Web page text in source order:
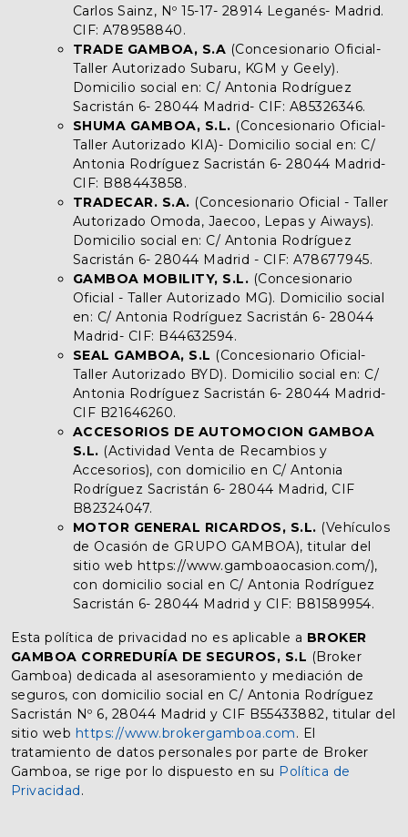
Carlos Sainz, Nº 15-17- 28914 Leganés- Madrid.
CIF: A78958840.
TRADE GAMBOA, S.A (Concesionario Oficial-
Taller Autorizado Subaru, KGM y Geely).
Domicilio social en: C/ Antonia Rodríguez
Sacristán 6- 28044 Madrid- CIF: A85326346.
SHUMA GAMBOA, S.L. (Concesionario Oficial-
Taller Autorizado KIA)- Domicilio social en: C/
Antonia Rodríguez Sacristán 6- 28044 Madrid-
CIF: B88443858.
TRADECAR. S.A. (Concesionario Oficial - Taller
Autorizado Omoda, Jaecoo, Lepas y Aiways).
Domicilio social en: C/ Antonia Rodríguez
Sacristán 6- 28044 Madrid - CIF: A78677945.
GAMBOA MOBILITY, S.L. (Concesionario
Oficial - Taller Autorizado MG). Domicilio social
en: C/ Antonia Rodríguez Sacristán 6- 28044
Madrid- CIF: B44632594.
SEAL GAMBOA, S.L (Concesionario Oficial-
Taller Autorizado BYD). Domicilio social en: C/
Antonia Rodríguez Sacristán 6- 28044 Madrid-
CIF B21646260.
ACCESORIOS DE AUTOMOCION GAMBOA
S.L. (Actividad Venta de Recambios y
Accesorios), con domicilio en C/ Antonia
Rodríguez Sacristán 6- 28044 Madrid, CIF
B82324047.
MOTOR GENERAL RICARDOS, S.L. (Vehículos
de Ocasión de GRUPO GAMBOA), titular del
sitio web https://www.gamboaocasion.com/),
con domicilio social en C/ Antonia Rodríguez
Sacristán 6- 28044 Madrid y CIF: B81589954.
Esta política de privacidad no es aplicable a BROKER
GAMBOA CORREDURÍA DE SEGUROS, S.L (Broker
Gamboa) dedicada al asesoramiento y mediación de
seguros, con domicilio social en C/ Antonia Rodríguez
Sacristán Nº 6, 28044 Madrid y CIF B55433882, titular del
sitio web https://www.brokergamboa.com. El
tratamiento de datos personales por parte de Broker
Gamboa, se rige por lo dispuesto en su Política de
Privacidad.